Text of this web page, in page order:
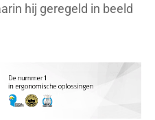
hij geregeld in beeld